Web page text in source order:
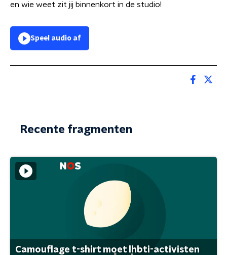
en wie weet zit jij binnenkort in de studio!
Speel audio af
Recente fragmenten
Camouflage t-shirt moet lhbti-activisten